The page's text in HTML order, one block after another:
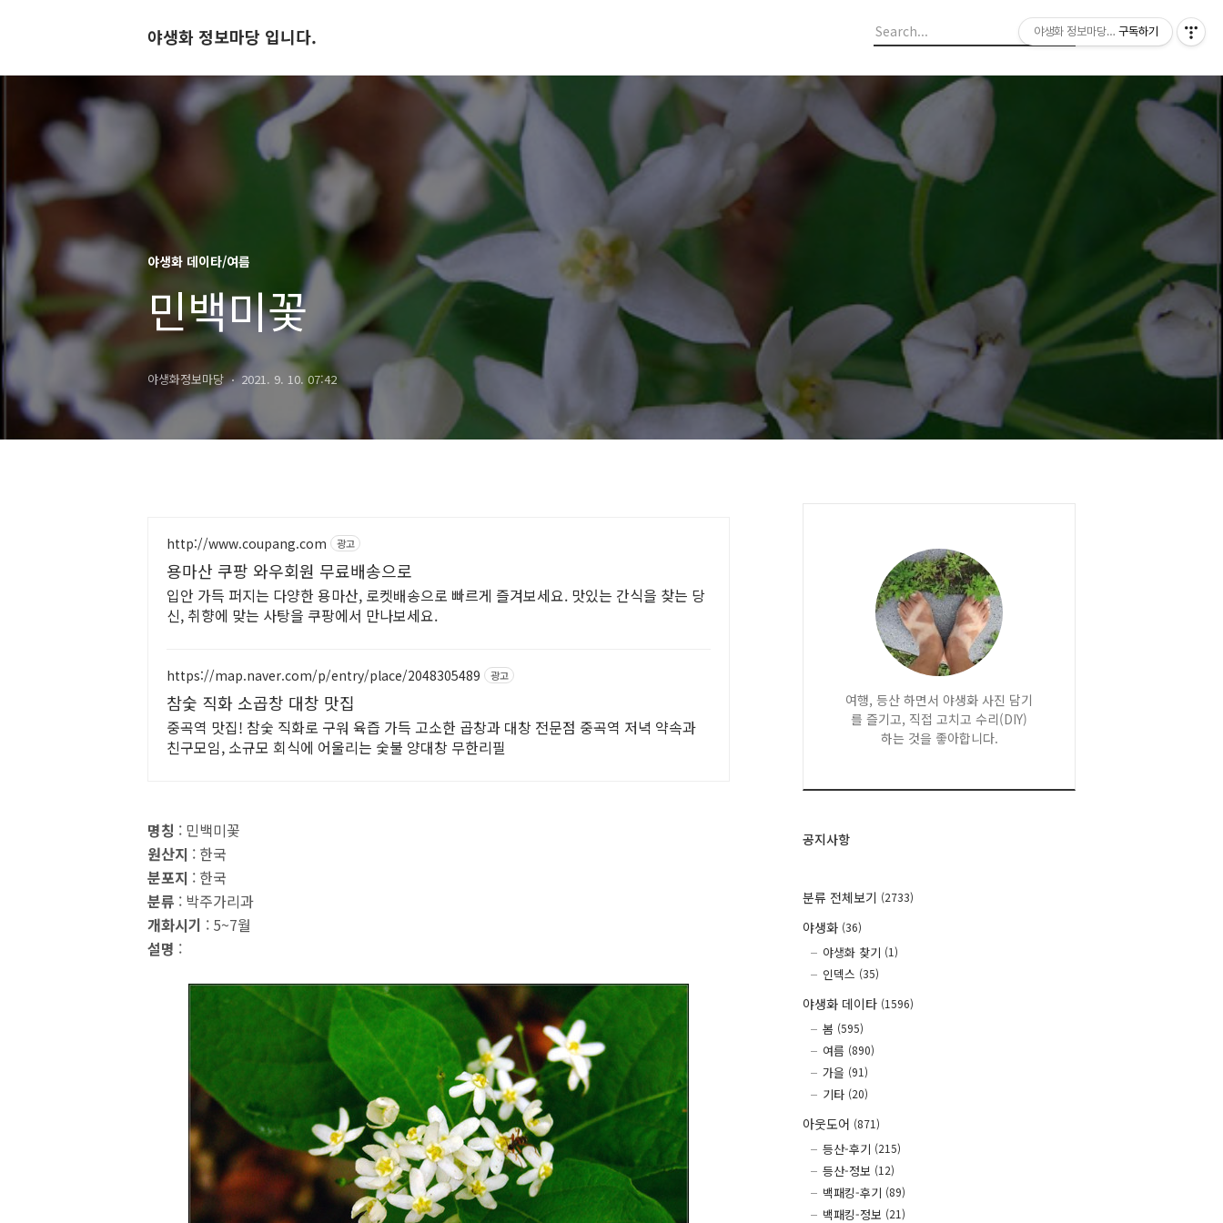
야생화 정보마당 입니다.
야생화 데이타/여름
민백미꽃
야생화정보마당 2021. 9. 10. 07:42
http://www.coupang.com 광고
용마산 쿠팡 와우회원 무료배송으로
입안 가득 퍼지는 다양한 용마산, 로켓배송으로 빠르게 즐겨보세요. 맛있는 간식을 찾는 당
신, 취향에 맞는 사탕을 쿠팡에서 만나보세요.
https://map.naver.com/p/entry/place/2048305489 광고
참숯 직화 소곱창 대창 맛집
중곡역 맛집! 참숯 직화로 구워 육즙 가득 고소한 곱창과 대창 전문점 중곡역 저녁 약속과
친구모임, 소규모 회식에 어울리는 숯불 양대창 무한리필
명칭 : 민백미꽃
원산지 : 한국
분포지 : 한국
분류 : 박주가리과
개화시기 : 5~7월
설명 :
여행, 등산 하면서 야생화 사진 담기
를 즐기고, 직접 고치고 수리(DIY)
하는 것을 좋아합니다.
공지사항
분류 전체보기 (2733)
야생화 (36)
야생화 찾기 (1)
인덱스 (35)
야생화 데이타 (1596)
봄 (595)
여름 (890)
가을 (91)
기타 (20)
아웃도어 (871)
등산-후기 (215)
등산-정보 (12)
백패킹-후기 (89)
백패킹-정보 (21)
야생화 정보마당 입니다.
구독하기